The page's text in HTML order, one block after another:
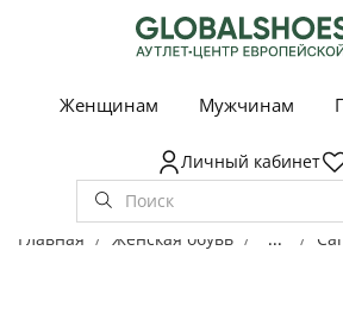
Женщинам Мужчинам
Личный кабинет
Главная Женская обувь ...